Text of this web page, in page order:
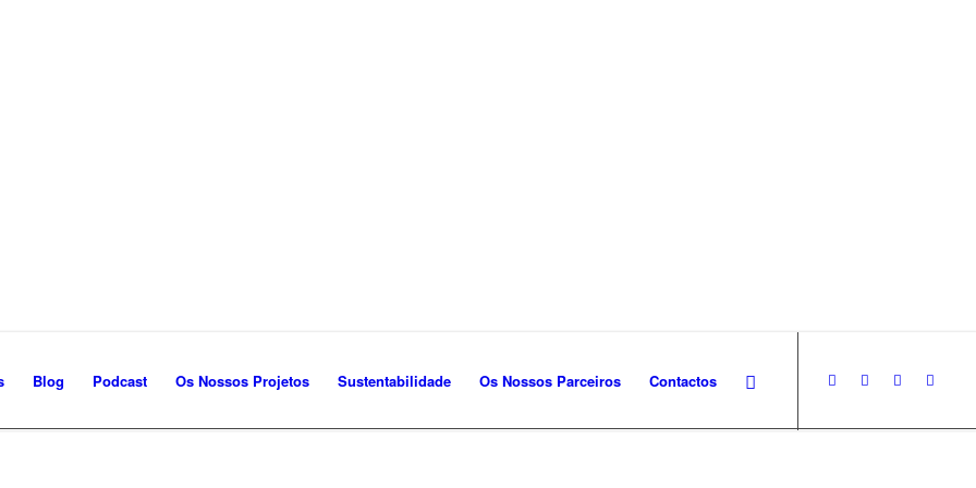
Blog Podcast Os Nossos Projetos Sustentabilidade Os Nossos Parceiros Contactos